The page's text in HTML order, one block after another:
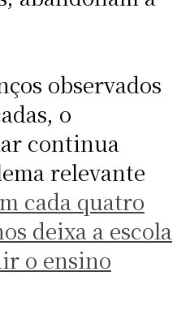
observados
o
continua
relevante
cada quatro
deixa a escola
o ensino